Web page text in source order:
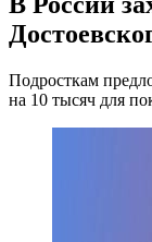
Подросткам
на 10 тысяч для